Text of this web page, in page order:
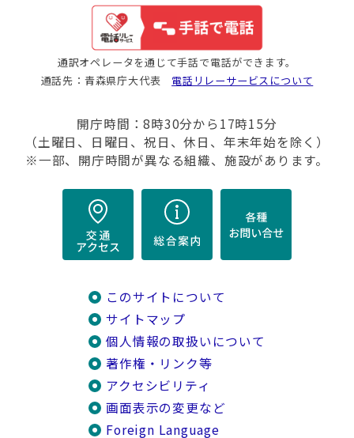
通訳オペレータを通じて手話で電話ができます。
通話先：青森県庁大代表 電話リレーサービスについて
開庁時間：8時30分から17時15分
（土曜日、日曜日、祝日、休日、年末年始を除く）
※一部、開庁時間が異なる組織、施設があります。
このサイトについて
サイトマップ
個人情報の取扱いについて
著作権・リンク等
アクセシビリティ
画面表示の変更など
Foreign Language